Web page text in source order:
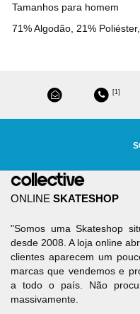
Tamanhos para homem
71% Algodão, 21%
[1]
ONLINE SKATESHOP
"Somos uma Skateshop
desde 2008. A loja online
clientes aparecem um
marcas que vendemos e
a todo o país. Não
massivamente.